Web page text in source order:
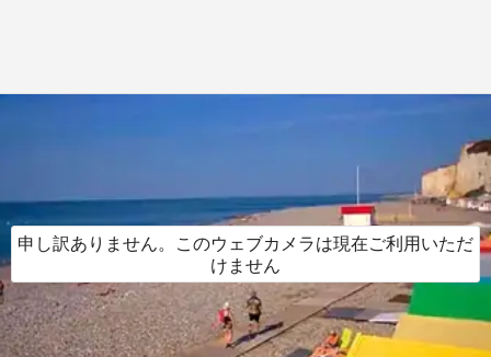
申し訳ありません。このウェブカメラは現在ご利用いただ
けません